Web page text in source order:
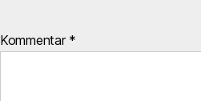
Kommentar *